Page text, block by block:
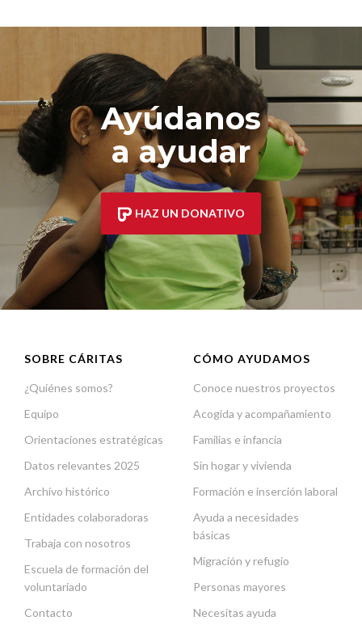
Ayúdanos
a ayudar
HAZ UN DONATIVO
SOBRE CÁRITAS
¿Quiénes somos?
Equipo
Orientaciones estratégicas
Datos relevantes 2025
Archivo histórico
Entidades colaboradoras
Trabaja con nosotros
Escuela de formación del
voluntariado
Contacto
CÓMO AYUDAMOS
Conoce nuestros proyectos
Acogida y acompañamiento
Familias e infancia
Sin hogar y vivienda
Formación e inserción laboral
Ayuda a necesidades
básicas
Migración y refugio
Personas mayores
Necesitas ayuda